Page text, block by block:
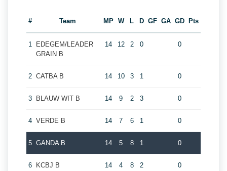
# Team MP W L D GF GA GD Pts
1
EDEGEM/LEADER
GRAIN B
14 12 2 0 0
2 CATBA B 14 10 3 1 0
3 BLAUW WIT B 14 9 2 3 0
4 VERDE B 14 7 6 1 0
5 GANDA B 14 5 8 1 0
6 KCBJ B 14 4 8 2 0